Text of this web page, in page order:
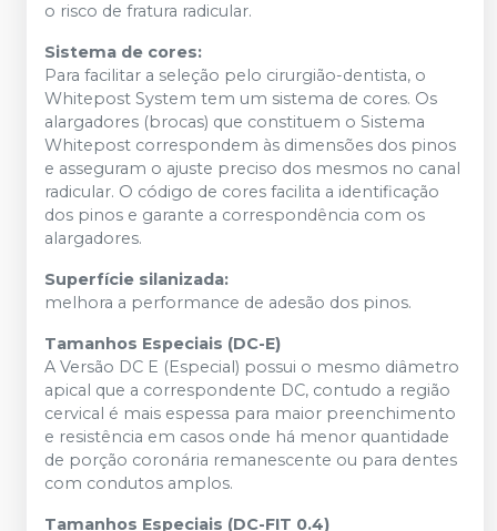
o risco de fratura radicular.
Sistema de cores:
Para facilitar a seleção pelo cirurgião-dentista, o
Whitepost System tem um sistema de cores. Os
alargadores (brocas) que constituem o Sistema
Whitepost correspondem às dimensões dos pinos
e asseguram o ajuste preciso dos mesmos no canal
radicular. O código de cores facilita a identificação
dos pinos e garante a correspondência com os
alargadores.
Superfície silanizada:
melhora a performance de adesão dos pinos.
Tamanhos Especiais (DC-E)
A Versão DC E (Especial) possui o mesmo diâmetro
apical que a correspondente DC, contudo a região
cervical é mais espessa para maior preenchimento
e resistência em casos onde há menor quantidade
de porção coronária remanescente ou para dentes
com condutos amplos.
Tamanhos Especiais (DC-FIT 0.4)